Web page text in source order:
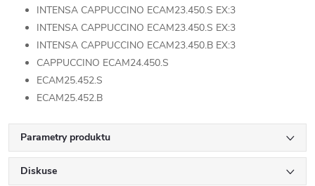
INTENSA CAPPUCCINO ECAM23.450.S EX:3
INTENSA CAPPUCCINO ECAM23.450.S EX:3
INTENSA CAPPUCCINO ECAM23.450.B EX:3
CAPPUCCINO ECAM24.450.S
ECAM25.452.S
ECAM25.452.B
Parametry produktu
Diskuse